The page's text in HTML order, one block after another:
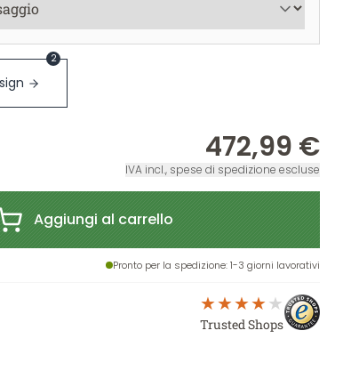
2
472,99 €
IVA incl., spese di spedizione escluse
Aggiungi al carrello
Pronto per la spedizione: 1-3 giorni lavorativi
Trusted Shops